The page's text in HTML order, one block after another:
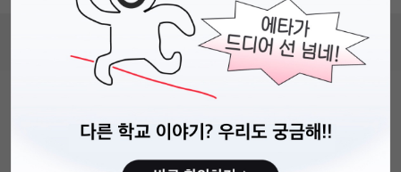
서울특별시 마포구 양화로 113, 5층
사업자등록번호 : 572-87-02009
개인정보처리방침 커뮤니티이용규칙 공지사항